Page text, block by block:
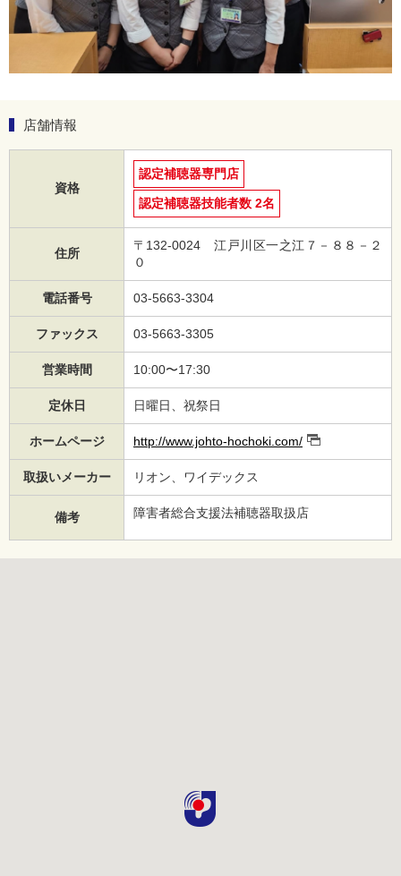
店舗情報
資格
認定補聴器専門店
認定補聴器技能者数 2名
住所
〒132-0024 江戸川区一之江７－８８－２
０
電話番号 03-5663-3304
ファックス 03-5663-3305
営業時間 10:00〜17:30
定休日 日曜日、祝祭日
ホームページ http://www.johto-hochoki.com/
取扱いメーカー リオン、ワイデックス
備考 障害者総合支援法補聴器取扱店